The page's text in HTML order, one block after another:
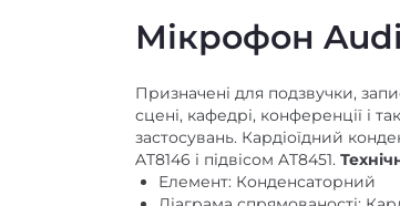
Мікрофон
Призначені для подзвучки,
сцені, кафедрі, конференції і
застосувань. Кардіоїдний
AT8146 і підвісом AT8451.
Елемент: Конденсаторний